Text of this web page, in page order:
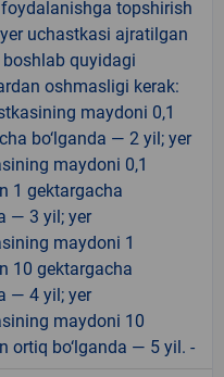
topshirish
uchastkasi ajratilgan
quyidagi
oshmasligi kerak:
maydoni 0,1
bo‘lganda — 2 yil; yer
maydoni 0,1
1 gektargacha
— 3 yil; yer
maydoni 1
10 gektargacha
— 4 yil; yer
maydoni 10
ortiq bo‘lganda — 5 yil. -